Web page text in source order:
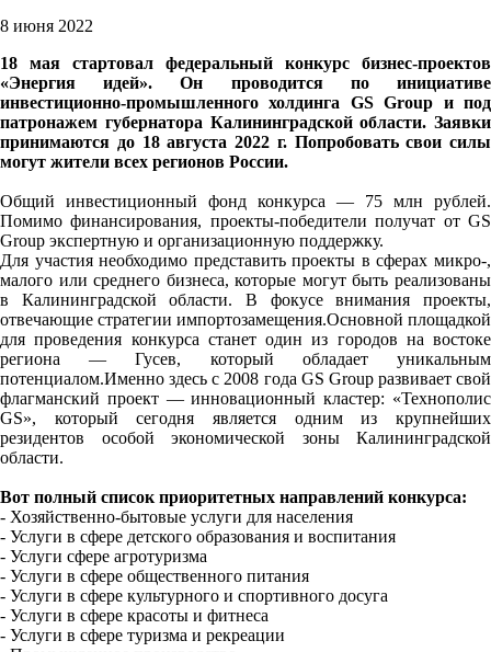
8 июня 2022
18 мая стартовал федеральный конкурс бизнес-проектов
«Энергия идей». Он проводится по инициативе
инвестиционно-промышленного холдинга GS Group и под
патронажем губернатора Калининградской области. Заявки
принимаются до 18 августа 2022 г. Попробовать свои силы
могут жители всех регионов России.
Общий инвестиционный фонд конкурса — 75 млн рублей.
Помимо финансирования, проекты-победители получат от GS
Group экспертную и организационную поддержку.
Для участия необходимо представить проекты в сферах микро-,
малого или среднего бизнеса, которые могут быть реализованы
в Калининградской области. В фокусе внимания проекты,
отвечающие стратегии импортозамещения.Основной площадкой
для проведения конкурса станет один из городов на востоке
региона — Гусев, который обладает уникальным
потенциалом.Именно здесь с 2008 года GS Group развивает свой
флагманский проект — инновационный кластер: «Технополис
GS», который сегодня является одним из крупнейших
резидентов особой экономической зоны Калининградской
области.
Вот полный список приоритетных направлений конкурса:
- Хозяйственно-бытовые услуги для населения
- Услуги в сфере детского образования и воспитания
- Услуги сфере агротуризма
- Услуги в сфере общественного питания
- Услуги в сфере культурного и спортивного досуга
- Услуги в сфере красоты и фитнеса
- Услуги в сфере туризма и рекреации